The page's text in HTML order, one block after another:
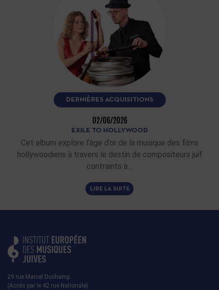
DERNIÈRES ACQUISITIONS
02/06/2026
EXILE TO HOLLYWOOD
Cet album explore l’âge d’or de la musique des films
hollywoodiens à travers le destin de compositeurs juif
contraints à…
LIRE LA SUITE
29 rue Marcel Duchamp
(Accès par le 42 rue Nationale)